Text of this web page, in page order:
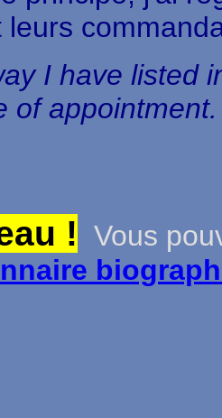
I have listed
of appointment.
! Vous